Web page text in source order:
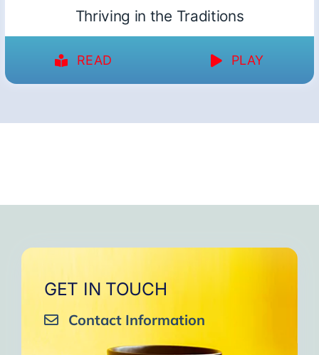
Thriving in the Traditions
READ PLAY
GET IN TOUCH
Contact Information